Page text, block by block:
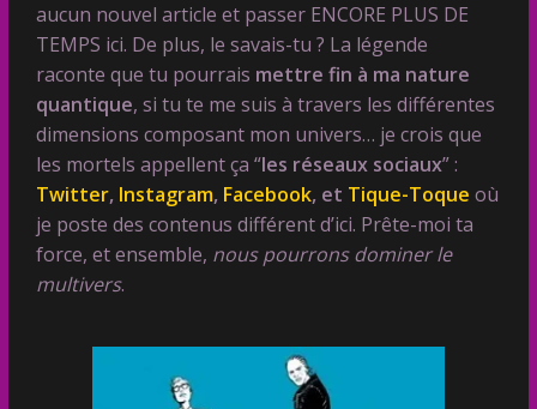
aucun nouvel article et passer ENCORE PLUS DE
TEMPS ici. De plus, le savais-tu ? La légende
raconte que tu pourrais mettre fin à ma nature
quantique, si tu te me suis à travers les différentes
dimensions composant mon univers… je crois que
les mortels appellent ça “les réseaux sociaux” :
Twitter, Instagram, Facebook, et Tique-Toque où
je poste des contenus différent d’ici. Prête-moi ta
force, et ensemble, nous pourrons dominer le
multivers.